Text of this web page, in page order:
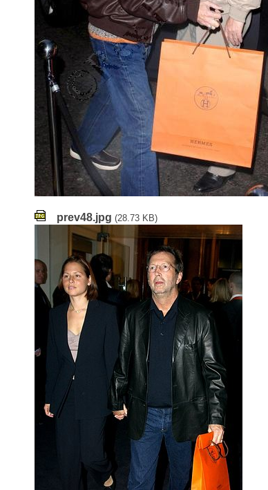
prev48.jpg (28.73 KB)